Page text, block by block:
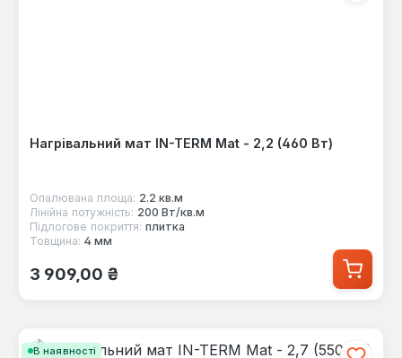
Нагрівальний мат IN-TERM Mat - 2,2 (460 Вт)
Опалювана площа: 2.2 кв.м
Лінійна потужність: 200 Вт/кв.м
Підлогове покриття: плитка
Товщина: 4 мм
Звичайна ціна:
3 909,00 ₴
В наявності